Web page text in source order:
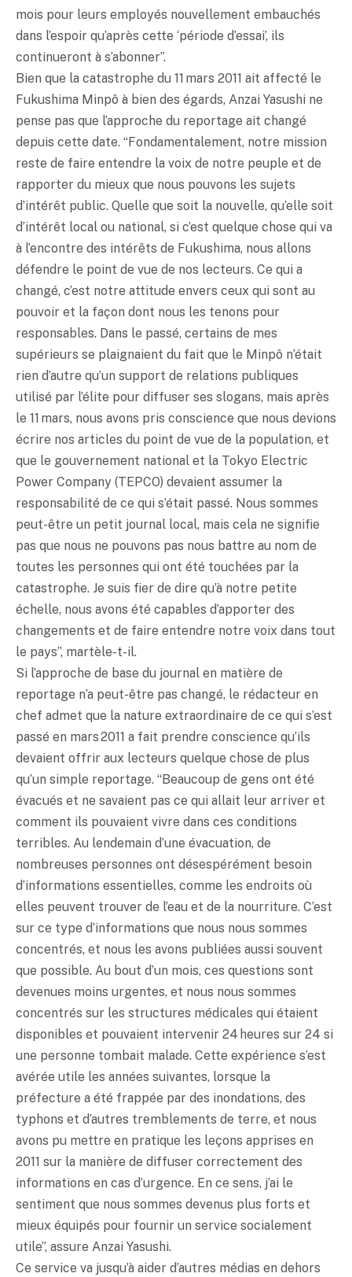
mois pour leurs employés nouvellement embauchés
dans l’espoir qu’après cette ‘période d’essai’, ils
continueront à s’abonner”.
Bien que la catastrophe du 11 mars 2011 ait affecté le
Fukushima Minpô à bien des égards, Anzai Yasushi ne
pense pas que l’approche du reportage ait changé
depuis cette date. “Fondamentalement, notre mission
reste de faire entendre la voix de notre peuple et de
rapporter du mieux que nous pouvons les sujets
d’intérêt public. Quelle que soit la nouvelle, qu’elle soit
d’intérêt local ou national, si c’est quelque chose qui va
à l’encontre des intérêts de Fukushima, nous allons
défendre le point de vue de nos lecteurs. Ce qui a
changé, c’est notre attitude envers ceux qui sont au
pouvoir et la façon dont nous les tenons pour
responsables. Dans le passé, certains de mes
supérieurs se plaignaient du fait que le Minpô n’était
rien d’autre qu’un support de relations publiques
utilisé par l’élite pour diffuser ses slogans, mais après
le 11 mars, nous avons pris conscience que nous devions
écrire nos articles du point de vue de la population, et
que le gouvernement national et la Tokyo Electric
Power Company (TEPCO) devaient assumer la
responsabilité de ce qui s’était passé. Nous sommes
peut-être un petit journal local, mais cela ne signifie
pas que nous ne pouvons pas nous battre au nom de
toutes les personnes qui ont été touchées par la
catastrophe. Je suis fier de dire qu’à notre petite
échelle, nous avons été capables d’apporter des
changements et de faire entendre notre voix dans tout
le pays”, martèle-t-il.
Si l’approche de base du journal en matière de
reportage n’a peut-être pas changé, le rédacteur en
chef admet que la nature extraordinaire de ce qui s’est
passé en mars 2011 a fait prendre conscience qu’ils
devaient offrir aux lecteurs quelque chose de plus
qu’un simple reportage. “Beaucoup de gens ont été
évacués et ne savaient pas ce qui allait leur arriver et
comment ils pouvaient vivre dans ces conditions
terribles. Au lendemain d’une évacuation, de
nombreuses personnes ont désespérément besoin
d’informations essentielles, comme les endroits où
elles peuvent trouver de l’eau et de la nourriture. C’est
sur ce type d’informations que nous nous sommes
concentrés, et nous les avons publiées aussi souvent
que possible. Au bout d’un mois, ces questions sont
devenues moins urgentes, et nous nous sommes
concentrés sur les structures médicales qui étaient
disponibles et pouvaient intervenir 24 heures sur 24 si
une personne tombait malade. Cette expérience s’est
avérée utile les années suivantes, lorsque la
préfecture a été frappée par des inondations, des
typhons et d’autres tremblements de terre, et nous
avons pu mettre en pratique les leçons apprises en
2011 sur la manière de diffuser correctement des
informations en cas d’urgence. En ce sens, j’ai le
sentiment que nous sommes devenus plus forts et
mieux équipés pour fournir un service socialement
utile”, assure Anzai Yasushi.
Ce service va jusqu’à aider d’autres médias en dehors